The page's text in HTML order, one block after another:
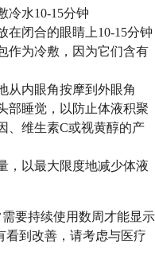
冷水10-15分钟
在闭合的眼睛上10-15分钟
作为冷敷，因为它们含有
从内眼角按摩到外眼角
部睡觉，以防止体液积聚
、维生素C或视黄醇的产
，以最大限度地减少体液
要持续使用数周才能显示
看到改善，请考虑与医疗